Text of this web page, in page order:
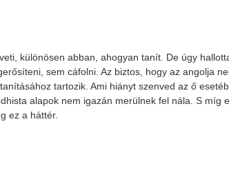
különösen abban, ahogyan tanít. De úgy
sem cáfolni. Az biztos, hogy az angolja
tartozik. Ami hiányt szenved az ő
alapok nem igazán merülnek fel nála. S míg
ez a háttér.